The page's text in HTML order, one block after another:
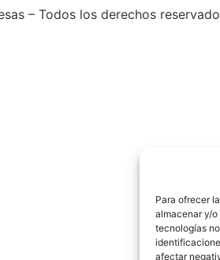
Para ofrecer
almacenar y/
tecnologías
afectar
– Todos los derechos